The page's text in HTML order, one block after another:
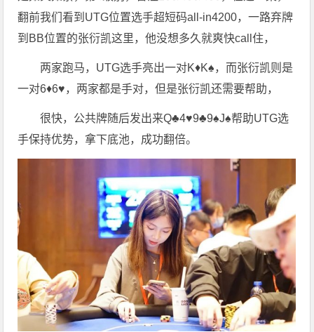
翻前我们看到UTG位置选手超短码all-in4200，一路弃牌
到BB位置的张衍凯这里，他没想多久就爽快call住，
两家跑马，UTG选手亮出一对K♦️K♠️，而张衍凯则是
一对6♦️6♥️，两家都是手对，但是张衍凯还需要帮助，
很快，公共牌随后发出来Q♣️4♥️9♣️9♠️J♠️帮助UTG选
手保持优势，拿下底池，成功翻倍。